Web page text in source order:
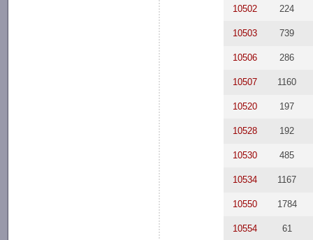
10502 224
10503 739
10506 286
10507 1160
10520 197
10528 192
10530 485
10534 1167
10550 1784
10554 61